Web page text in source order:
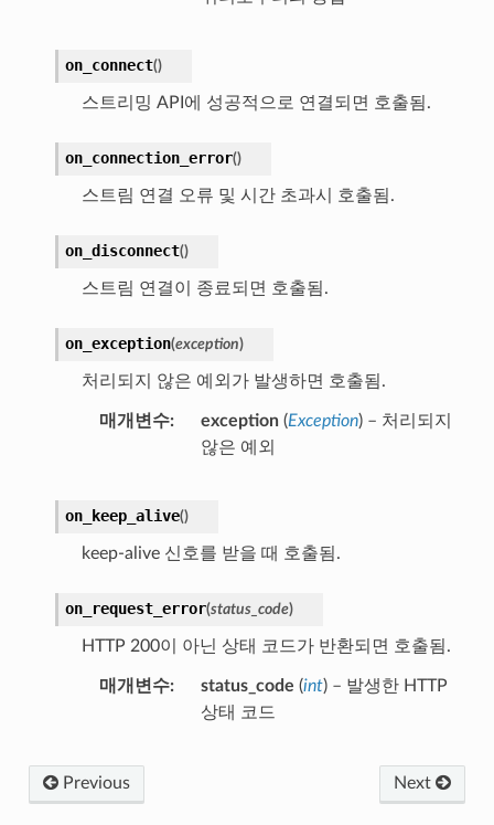
on_connect()
스트리밍 API에 성공적으로 연결되면 호출됨.
on_connection_error()
스트림 연결 오류 및 시간 초과시 호출됨.
on_disconnect()
스트림 연결이 종료되면 호출됨.
on_exception(exception)
처리되지 않은 예외가 발생하면 호출됨.
매개변수 exception(Exception) – 처리되지
않은 예외
on_keep_alive()
keep-alive 신호를 받을 때 호출됨.
on_request_error(status_code)
HTTP 200이 아닌 상태 코드가 반환되면 호출됨.
매개변수 status_code (int) – 발생한 HTTP
상태 코드
Previous Next